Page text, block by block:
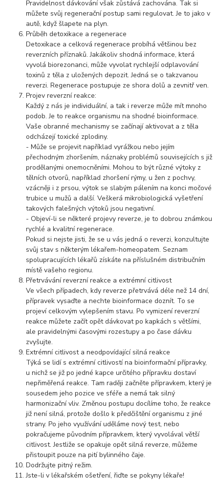
Pravidelnost dávkování však zůstává zachována. Tak si
můžete svůj regenerační postup sami regulovat. Je to jako v
autě, když šlapete na plyn.
Průběh detoxikace a regenerace
Detoxikace a celková regenerace probíhá většinou bez
reverzních příznaků. Jakákoliv shodná informace, která
vyvolá biorezonanci, může vyvolat rychlejší odplavování
toxinů z těla z uložených depozit. Jedná se o takzvanou
reverzi. Regenerace postupuje ze shora dolů a zevnitř ven.
Projev reverzní reakce:
Každý z nás je individuální, a tak i reverze může mít mnoho
podob. Je to reakce organismu na shodné bioinformace.
Vaše obranné mechanismy se začínají aktivovat a z těla
odcházejí toxické zplodiny.
- Může se projevit například vyrážkou nebo jejím
přechodným zhoršením, náznaky problémů souvisejících s již
prodělanými onemocněními. Mohou to být různé výtoky z
tělních otvorů, například zhoršení rýmy, u žen z pochvy,
vzácněji i z prsou, výtok se slabým pálením na konci močové
trubice u mužů a další. Veškerá mikrobiologická vyšetření
takových falešných výtoků jsou negativní.
- Objeví-li se některé projevy reverze, je to dobrou známkou
rychlé a kvalitní regenerace.
Pokud si nejste jisti, že se u vás jedná o reverzi, konzultujte
svůj stav s některým lékařem-homeopatem. Seznam
spolupracujících lékařů získáte na příslušném distribučním
místě vašeho regionu.
Přetrvávání reverzní reakce a extrémní citlivost
Ve všech případech, kdy reverze přetrvává déle než 14 dní,
přípravek vysaďte a nechte bioinformace doznít. To se
projeví celkovým vylepšením stavu. Po vymizení reverzní
reakce můžete začít opět dávkovat po kapkách s většími,
ale pravidelnými časovými rozestupy a po čase dávku
zvyšujte.
Extrémní citlivost a neodpovídající silná reakce
Týká se lidí s extrémní citlivostí na bioinformační přípravky,
u nichž se již po jedné kapce určitého přípravku dostaví
nepřiměřená reakce. Tam raději začněte přípravkem, který je
sousedem jeho pozice ve sféře a nemá tak silný
harmonizační vliv. Změnou postupu docílíme toho, že reakce
již není silná, protože došlo k předčištění organismu z jiné
strany. Po jeho využívání uděláme nový test, nebo
pokračujeme původním přípravkem, který vyvolával větší
citlivost. Jestliže se opakuje opět silná reverze, můžeme
přistoupit pouze na pití bylinného čaje.
Dodržujte pitný režim.
Jste-li v lékařském ošetření, řiďte se pokyny lékaře!